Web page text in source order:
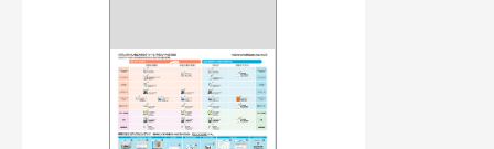
おすすめハッシュタグ
カタログ一覧＆使い方（1）
カテゴリー